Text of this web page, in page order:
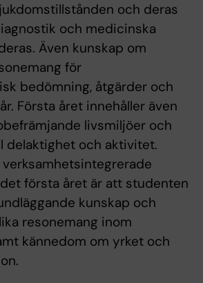
och deras
och medicinska
Även kunskap om
för
bedömning, åtgärder och
Första året innehåller även
livsmiljöer och
delaktighet och aktivitet.
första året är att studenten
kunskap och
resonemang inom
kännedom om yrket och